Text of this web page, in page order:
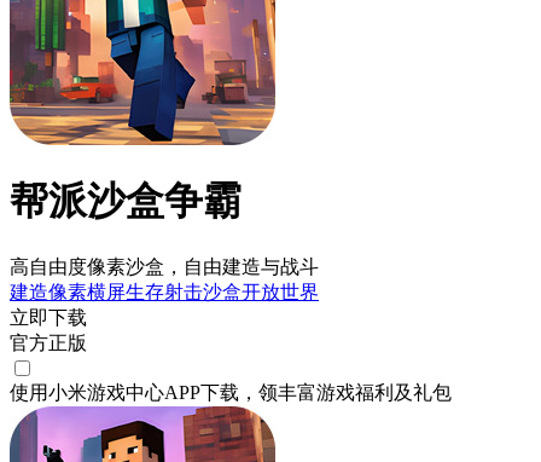
帮派沙盒争霸
高自由度像素沙盒，自由建造与战斗
建造像素横屏生存射击沙盒开放世界
立即下载
官方正版
使用小米游戏中心APP下载 ，领丰富游戏福利 及礼包